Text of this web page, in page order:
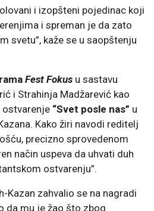
i izopšteni pojedinac koji
i spreman je da zato
svetu”, kaže se u saopštenju
Fest Fokus u sastavu
i Strahinja Madžarević kao
“Svet posle nas” u
Kako žiri navodi reditelj
precizno sprovedenom
način uspeva da uhvati duh
ostvarenju”.
Kazan zahvalio se na nagradi
da mu je žao što zbog